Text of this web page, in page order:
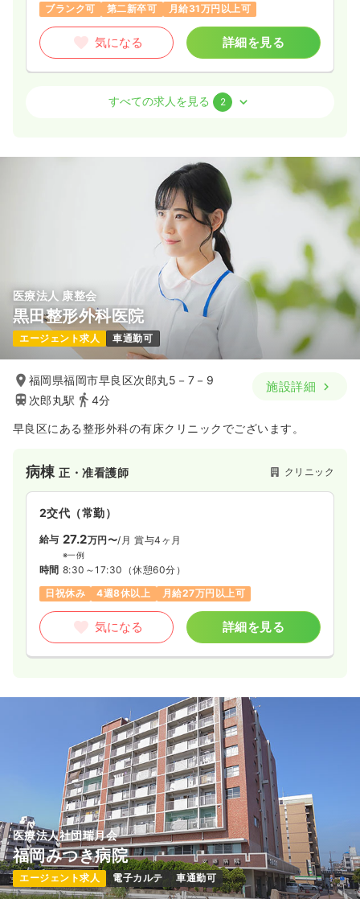
ブランク可 第二新卒可 月給31万円以上可
気になる 詳細を見る
正看護師
賞与88.6万円
詳細を見る
ICU系正看護師 一般病院
2交代（常勤） 一時募集休止
給与 26.4〜31.9万円/月 賞与68.4〜94.6万円
※一例
時間 8:30～17:00
第二新卒可
月給31万円以上可
すべての求人を見る 2
医療法人 康整会
黒田整形外科医院
エージェント求人 車通勤可
福岡県福岡市早良区次郎丸5－7－9
次郎丸駅
4分
施設詳細
早良区にある整形外科の有床クリニックでございます。
病棟正・准看護師 クリニック
2交代（常勤）
給与 27.2万円〜/月 賞与4ヶ月
※一例
時間 8:30～17:30 （休憩60分）
日祝休み
4週8休以上 月給27万円以上可
気になる 詳細を見る
医療法人社団瑞月会
福岡みつき病院
エージェント求人 電子カルテ 車通勤可